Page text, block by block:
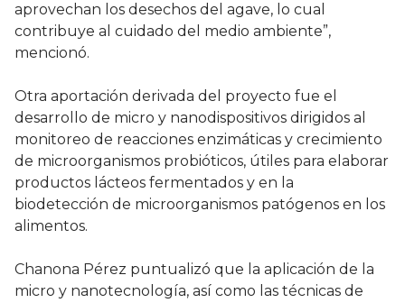
aprovechan los desechos del agave, lo cual
contribuye al cuidado del medio ambiente”,
mencionó.
Otra aportación derivada del proyecto fue el
desarrollo de micro y nanodispositivos dirigidos al
monitoreo de reacciones enzimáticas y crecimiento
de microorganismos probióticos, útiles para elaborar
productos lácteos fermentados y en la
biodetección de microorganismos patógenos en los
alimentos.
Chanona Pérez puntualizó que la aplicación de la
micro y nanotecnología, así como las técnicas de